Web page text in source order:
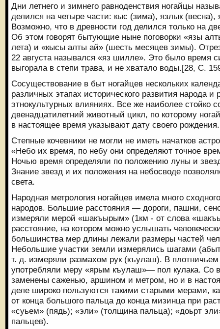
Дни летнего и зимнего равноденствия ногайцы
делился на четыре части: кыс (зима), язлык (весна),
Возможно, что в древности год делился только на
Об этом говорят бытующие ныне поговорки «язы
лета) и «кысы алты ай» (шесть месяцев зимы).
22 августа назывался «яз шилле». Это было время
выгорала в степи трава, и не хватало воды.[28, С.
Сосуществование в быт ногайцев нескольких
различных этапах исторического развития народа и
этнокультурных влияниях. Все же наиболее стойко
двенадцатилетний животный цикл, по которому
в настоящее время указывают дату своего рождения.
Степные кочевники не могли не иметь начатков
«Небо их время, по небу они определяют точное
Ночью время определяли по положению луны и
Знание звезд и их положения на небосводе
света.
Народная метрология ногайцев имела много
народов. Большие расстояния — дороги, пашни,
измеряли мерой «шакъырым» (1км - от слова
расстояние, на котором можно услышать
большинства мер длины лежали размеры частей
Небольшие участки земли измерялись шагами
т. д. измеряли размахом рук (къулаш). В
употребляли меру «ярым къулаш»— пол кулака. Со
заменены саженью, аршином и метром, но и в
деле широко пользуются такими старыми мерами,
от конца большого пальца до конца мизинца при
«суьем» (пядь); «эли» (толщина пальца); «доьрт
пальцев).